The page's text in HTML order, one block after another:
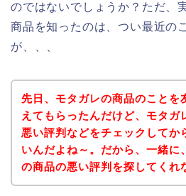
のではないでしょうか？ただ、
商品を知ったのは、つい最近の
が、、、
先日、モタガレの商品のことを
えてもらったんだけど、モタガ
悪い評判などをチェックしてか
いんだよね～。だから、一緒に
の商品の悪い評判を探してくれ